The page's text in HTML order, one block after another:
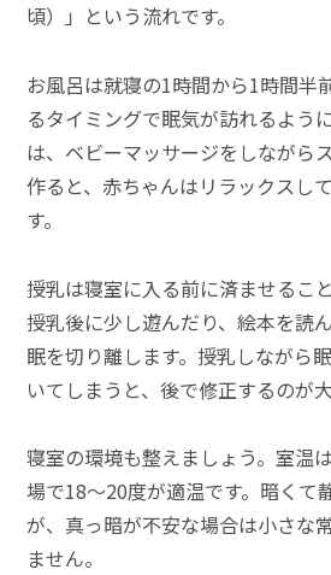
頃）」という流れです。
お風呂は就寝の1時間から1時間半
るタイミングで眠気が訪れるよう
は、ベビーマッサージをしながら
作ると、赤ちゃんはリラックスし
す。
授乳は寝室に入る前に済ませるこ
授乳後に少し遊んだり、絵本を読
眠を切り離します。授乳しながら
いてしまうと、後で修正するのが
寝室の環境も整えましょう。室温
場で18～20度が適温です。暗くて
が、真っ暗が不安な場合は小さな
ません。